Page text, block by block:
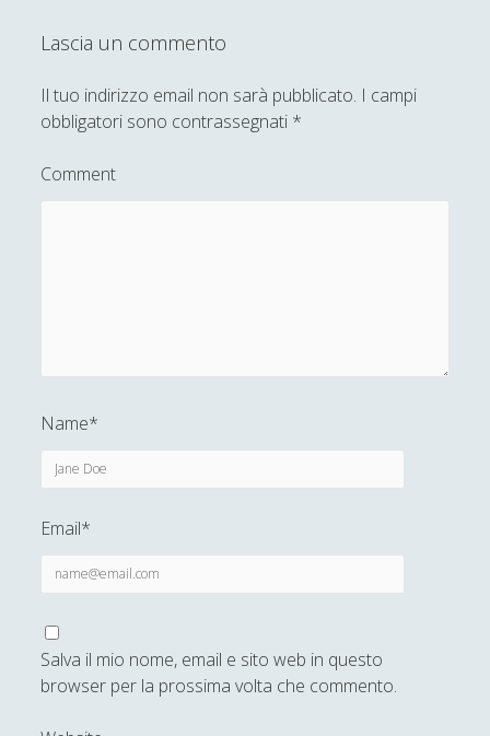
Lascia un commento
Il tuo indirizzo email non sarà pubblicato. I campi
obbligatori sono contrassegnati *
Comment
Name*
Email*
Salva il mio nome, email e sito web in questo
browser per la prossima volta che commento.